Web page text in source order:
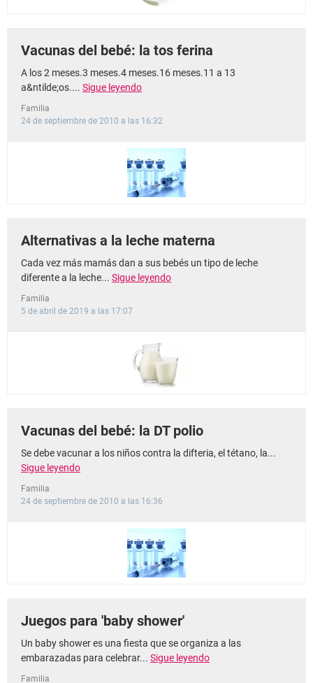
Vacunas del bebé: la tos ferina
A los 2 meses.3 meses.4 meses.16 meses.11 a 13
a&ntilde;os.... Sigue leyendo
Familia
24 de septiembre de 2010 a las 16:32
Alternativas a la leche materna
Cada vez más mamás dan a sus bebés un tipo de leche
diferente a la leche... Sigue leyendo
Familia
5 de abril de 2019 a las 17:07
Vacunas del bebé: la DT polio
Se debe vacunar a los niños contra la difteria, el tétano, la...
Sigue leyendo
Familia
24 de septiembre de 2010 a las 16:36
Juegos para 'baby shower'
Un baby shower es una fiesta que se organiza a las
embarazadas para celebrar... Sigue leyendo
Familia